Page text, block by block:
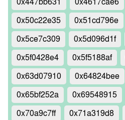
0x50c22e35
0x51cd796e
0x5ce7c309
0x5d096d1f
0x5f0428e4
0x5f5188af
0x63d07910
0x64824bee
0x65bf252a
0x69548915
0x70a9c7ff
0x71a319d8